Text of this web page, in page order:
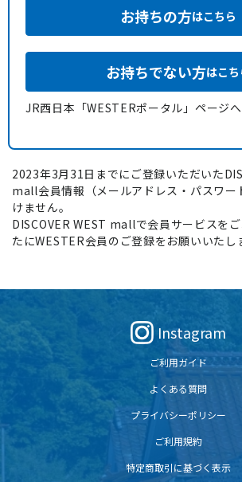
お持ちの方はこちら
お持ちでない方はこち
JR西日本「WESTERポータル」ページへ
2023年3月31日までにご登録いただいた
mall会員情報（メールアドレス・パスワー
けません。
DISCOVER WEST mallで会員サービスを
たにWESTER会員のご登録をお願いいたし
Instagram
ご利用ガイド
よくある質問
プライバシーポリシー
ご利用規約
特定商取引に基づく表示